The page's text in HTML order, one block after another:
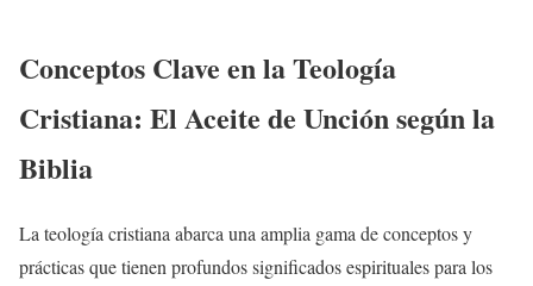
Conceptos Clave en la Teología
Cristiana: El Aceite de Unción según la
Biblia
La teología cristiana abarca una amplia gama de conceptos y
prácticas que tienen profundos significados espirituales para los